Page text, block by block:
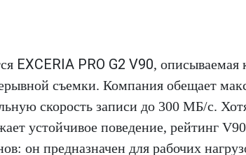
EXCERIA PRO G2 V90, описываемая
съемки. Компания обещает
скорость записи до 300 МБ/с.
устойчивое поведение, рейтинг V90
он предназначен для рабочих